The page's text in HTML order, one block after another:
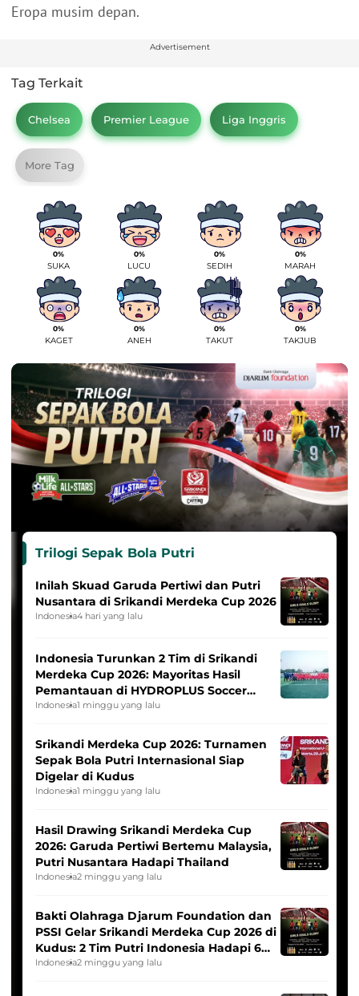
Eropa musim depan.
Advertisement
Tag Terkait
Chelsea Premier League Liga Inggris
More Tag
0%
SUKA
0%
LUCU
0%
SEDIH
0%
MARAH
0%
KAGET
0%
ANEH
0%
TAKUT
0%
TAKJUB
Trilogi Sepak Bola Putri
Inilah Skuad Garuda Pertiwi dan Putri
Nusantara di Srikandi Merdeka Cup 2026
Indonesia4 hari yang lalu
Indonesia Turunkan 2 Tim di Srikandi
Merdeka Cup 2026: Mayoritas Hasil
Pemantauan di HYDROPLUS Soccer
League
Indonesia1 minggu yang lalu
Srikandi Merdeka Cup 2026: Turnamen
Sepak Bola Putri Internasional Siap
Digelar di Kudus
Indonesia1 minggu yang lalu
Hasil Drawing Srikandi Merdeka Cup
2026: Garuda Pertiwi Bertemu Malaysia,
Putri Nusantara Hadapi Thailand
Indonesia2 minggu yang lalu
Bakti Olahraga Djarum Foundation dan
PSSI Gelar Srikandi Merdeka Cup 2026 di
Kudus: 2 Tim Putri Indonesia Hadapi 6
Tim Asia
Indonesia2 minggu yang lalu